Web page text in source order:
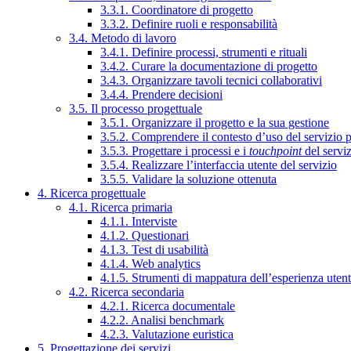
3.3.1. Coordinatore di progetto
3.3.2. Definire ruoli e responsabilità
3.4. Metodo di lavoro
3.4.1. Definire processi, strumenti e rituali
3.4.2. Curare la documentazione di progetto
3.4.3. Organizzare tavoli tecnici collaborativi
3.4.4. Prendere decisioni
3.5. Il processo progettuale
3.5.1. Organizzare il progetto e la sua gestione
3.5.2. Comprendere il contesto d’uso del servizio
3.5.3. Progettare i processi e i touchpointdel
3.5.4. Realizzare l’interfaccia utente del servizio
3.5.5. Validare la soluzione ottenuta
4. Ricerca progettuale
4.1. Ricerca primaria
4.1.1. Interviste
4.1.2. Questionari
4.1.3. Test di usabilità
4.1.4. Web analytics
4.1.5. Strumenti di mappatura dell’esperienza
4.2. Ricerca secondaria
4.2.1. Ricerca documentale
4.2.2. Analisi benchmark
4.2.3. Valutazione euristica
5. Progettazione dei servizi